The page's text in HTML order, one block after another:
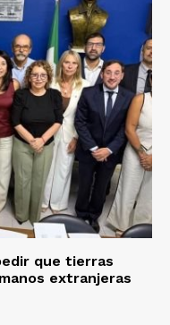
que tierras
extranjeras